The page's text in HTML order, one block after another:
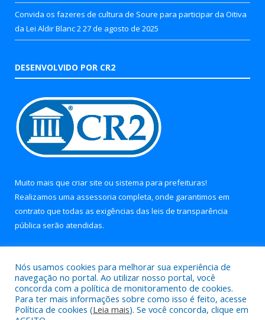
Convida os fazeres de cultura de Soure para participar da Oitiva
da Lei Aldir Blanc 227 de agosto de 2025
DESENVOLVIDO POR CR2
Muito mais que criar site ou sistema para prefeituras!
Realizamos uma assessoria completa, onde garantimos em
contrato que todas as exigências das leis de transparência
pública serão atendidas.
Todos os direitos reservados a Prefeitura Municipal de Soure.
Nós usamos cookies para melhorar sua experiência de
navegação no portal. Ao utilizar nosso portal, você
concorda com a política de monitoramento de cookies.
Para ter mais informações sobre como isso é feito, acesse
Política de cookies (Leia mais). Se você concorda, clique em